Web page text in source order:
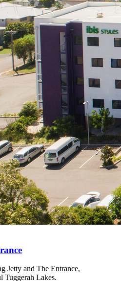
Jetty and The Entrance,
Tuggerah Lakes.